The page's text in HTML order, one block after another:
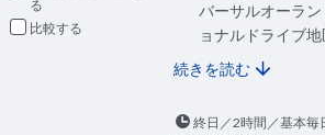
比較
バーサルオーラ
ョナルドライブ地
続きを読む
終日／2時間／基本毎